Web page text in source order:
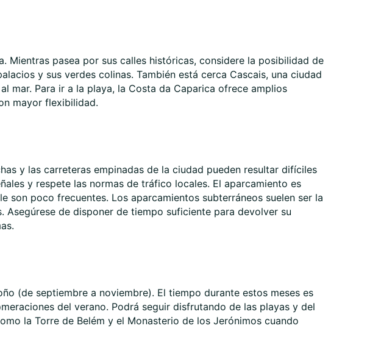
Mientras pasea por sus calles históricas, considere la posibilidad de
y sus verdes colinas. También está cerca Cascais, una ciudad
mar. Para ir a la playa, la Costa da Caparica ofrece amplios
mayor flexibilidad.
y las carreteras empinadas de la ciudad pueden resultar difíciles
y respete las normas de tráfico locales. El aparcamiento es
poco frecuentes. Los aparcamientos subterráneos suelen ser la
de disponer de tiempo suficiente para devolver su
(de septiembre a noviembre). El tiempo durante estos meses es
del verano. Podrá seguir disfrutando de las playas y del
la Torre de Belém y el Monasterio de los Jerónimos cuando